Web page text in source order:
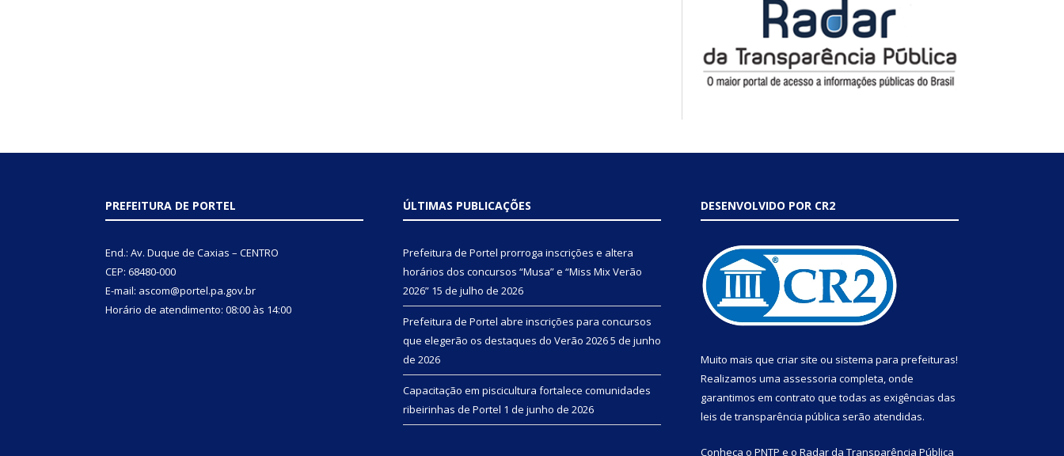
PREFEITURA DE PORTEL
End.: Av. Duque de Caxias – CENTRO
CEP: 68480-000
E-mail: ascom@portel.pa.gov.br
Horário de atendimento: 08:00 às 14:00
ÚLTIMAS PUBLICAÇÕES
Prefeitura de Portel prorroga inscrições e altera
horários dos concursos “Musa” e “Miss Mix Verão
2026” 15 de julho de 2026
Prefeitura de Portel abre inscrições para concursos
que elegerão os destaques do Verão 20265 de junho
de 2026
Capacitação em piscicultura fortalece comunidades
ribeirinhas de Portel 1 de junho de 2026
DESENVOLVIDO POR CR2
Muito mais que criar site ou sistema para prefeituras!
Realizamos uma assessoria completa, onde
garantimos em contrato que todas as exigências das
leis de transparência pública serão atendidas.
Conheça o PNTP e o Radar da Transparência Pública